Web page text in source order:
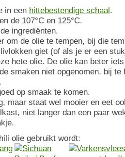
in een hittebestendige schaal.
de 107°C en 125°C.
ingrediënten.
om de olie te tempen, bij die
giet (of als je er een
hete olie. De olie kan beter
smaken niet opgenomen, bij te
op smaak te komen.
maar staat wel mooier en eet
niet langer dan een paar
olie gebruikt wordt: